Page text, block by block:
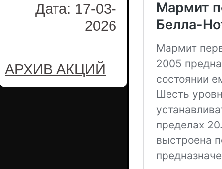
Дата: 17-03-
2026
АРХИВ АКЦИЙ